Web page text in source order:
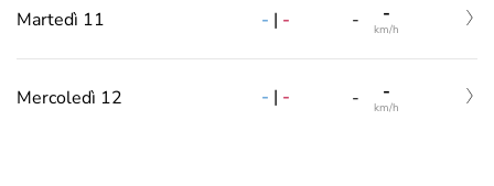
Martedì 11 - | - - -
km/h
Mercoledì 12 - | - - -
km/h